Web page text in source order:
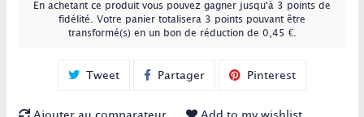
En achetant ce produit vous pouvez gagner jusqu'à 3 points de
fidélité . Votre panier totalisera 3 points pouvant être
transformé(s) en un bon de réduction de 0,45 €.
Tweet Partager Pinterest
Ajouter au comparateur Add to my wishlist